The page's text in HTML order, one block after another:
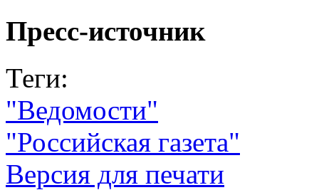
Пресс-источник
Теги:
"Ведомости"
"Российская газета"
Версия для печати